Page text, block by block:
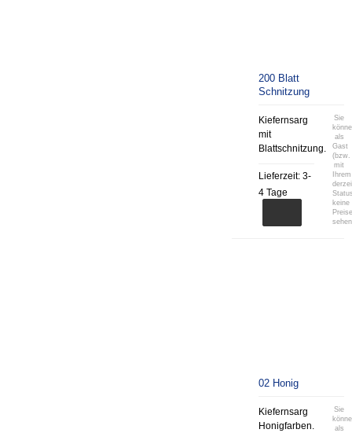
200 Blatt
Schnitzung
Kiefernsarg
mit
Blattschnitzung.
Lieferzeit:3-
4 Tage
Sie
als
Gast
(bzw.
mit
Ihrem
keine
02 Honig
Kiefernsarg
Honigfarben.
Sie
als